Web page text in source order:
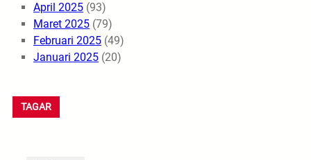
April 2025 (93)
Maret 2025 (79)
Februari 2025 (49)
Januari 2025 (20)
TAGAR